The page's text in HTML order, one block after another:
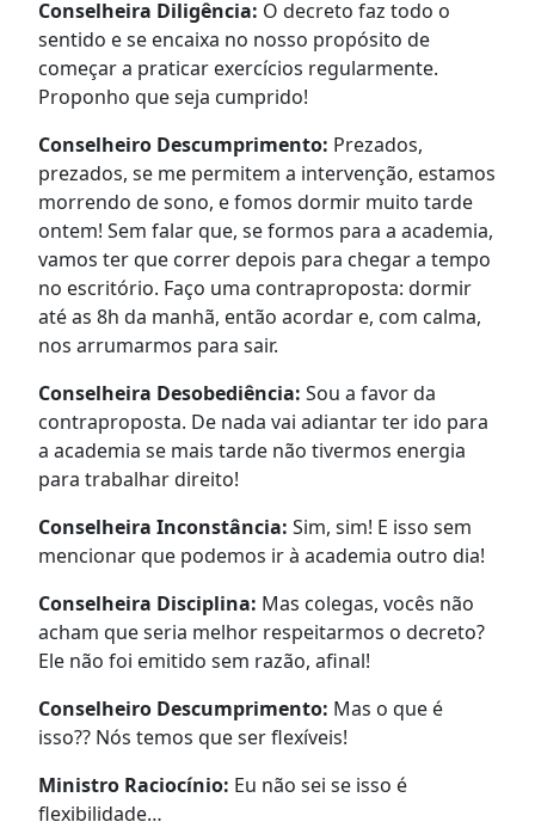
Conselheira Diligência: O decreto faz todo o
sentido e se encaixa no nosso propósito de
começar a praticar exercícios regularmente.
Proponho que seja cumprido!
Conselheiro Descumprimento: Prezados,
prezados, se me permitem a intervenção, estamos
morrendo de sono, e fomos dormir muito tarde
ontem! Sem falar que, se formos para a academia,
vamos ter que correr depois para chegar a tempo
no escritório. Faço uma contraproposta: dormir
até as 8h da manhã, então acordar e, com calma,
nos arrumarmos para sair.
Conselheira Desobediência: Sou a favor da
contraproposta. De nada vai adiantar ter ido para
a academia se mais tarde não tivermos energia
para trabalhar direito!
Conselheira Inconstância: Sim, sim! E isso sem
mencionar que podemos ir à academia outro dia!
Conselheira Disciplina: Mas colegas, vocês não
acham que seria melhor respeitarmos o decreto?
Ele não foi emitido sem razão, afinal!
Conselheiro Descumprimento: Mas o que é
isso?? Nós temos que ser flexíveis!
Ministro Raciocínio: Eu não sei se isso é
flexibilidade…